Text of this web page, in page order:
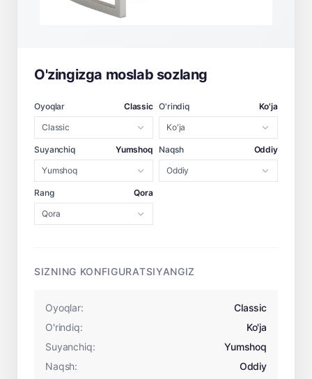
O'zingizga moslab sozlang
Oyoqlar Classic O'rindiq Ko'ja
Suyanchiq Yumshoq Naqsh Oddiy
Rang Qora
SIZNING KONFIGURATSIYANGIZ
Oyoqlar:
Classic
O'rindiq:
Ko'ja
Suyanchiq:
Yumshoq
Naqsh:
Oddiy